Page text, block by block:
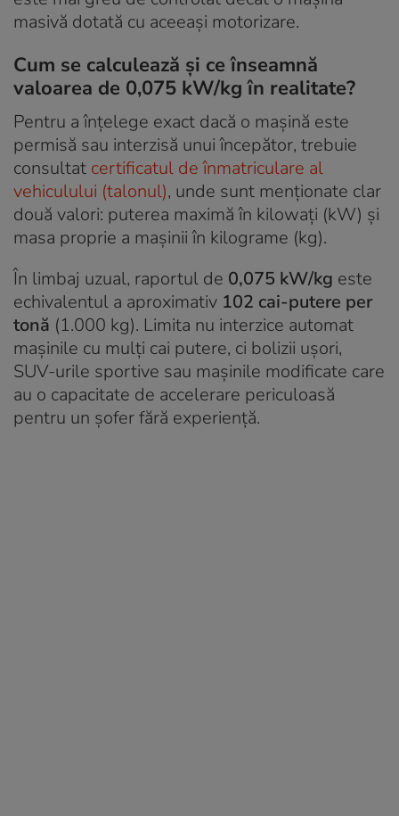
masivă dotată cu aceeași motorizare.
Cum se calculează și ce înseamnă
valoarea de 0,075 kW/kg în realitate?
Pentru a înțelege exact dacă o mașină este
permisă sau interzisă unui începător, trebuie
consultat certificatul de înmatriculare al
vehiculului (talonul), unde sunt menționate clar
două valori: puterea maximă în kilowați (kW) și
masa proprie a mașinii în kilograme (kg).
În limbaj uzual, raportul de 0,075 kW/kg este
echivalentul a aproximativ 102 cai-putere per
tonă (1.000 kg). Limita nu interzice automat
mașinile cu mulți cai putere, ci bolizii ușori,
SUV-urile sportive sau mașinile modificate care
au o capacitate de accelerare periculoasă
pentru un șofer fără experiență.